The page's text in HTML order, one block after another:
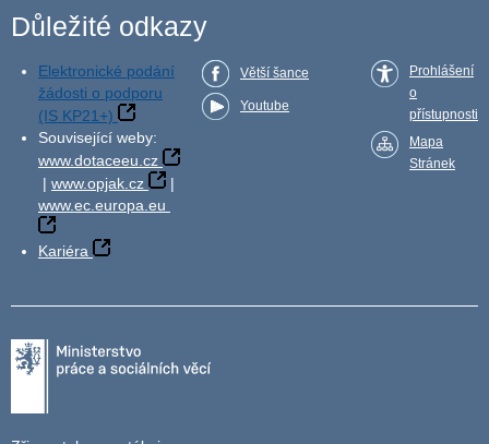
Důležité odkazy
Elektronické podání
žádosti o podporu
(IS KP21+)
Související weby:
www.dotaceeu.cz
| www.opjak.cz
|
www.ec.europa.eu
Kariéra
Větší šance
Youtube
Prohlášení
o
přístupnosti
Mapa
Stránek